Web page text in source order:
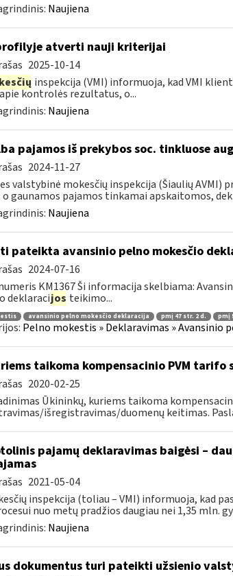
Naujiena
atverti nauji kriterijai
2025-10-14
inspekcija (VMI) informuoja, kad VMI
kontrolės rezultatus, o...
Naujiena
pajamos iš prekybos soc. tinkluose
2024-11-27
valstybinė mokesčių inspekcija (Šiaulių AVMI)
gaunamos pajamos tinkamai apskaitomos,
Naujiena
pateikta avansinio pelno mokesčio
2024-07-16
KM1367 Ši informacija skelbiama:
deklaracijos teikimo...
avansinio pelno mokesčio deklaracija pmį 47 str. 2 d. pmį
Pelno mokestis » Deklaravimas » Avansinio
taikoma kompensacinio PVM
2020-02-25
Ūkininkų, kuriems taikoma
išregistravimas/duomenų keitimas.
pajamų deklaravimas baigėsi –
2021-05-04
inspekcija (toliau – VMI) informuoja, kad
nuo metų pradžios daugiau nei 1,35 mln.
Naujiena
dokumentus turi pateikti užsienio